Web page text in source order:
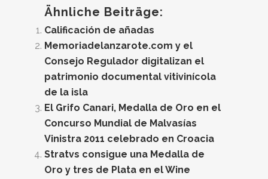
Ähnliche Beiträge:
Calificación de añadas
Memoriadelanzarote.com y el
Consejo Regulador digitalizan el
patrimonio documental vitivinícola
de la isla
El Grifo Canari, Medalla de Oro en el
Concurso Mundial de Malvasías
Vinistra 2011 celebrado en Croacia
Stratvs consigue una Medalla de
Oro y tres de Plata en el Wine